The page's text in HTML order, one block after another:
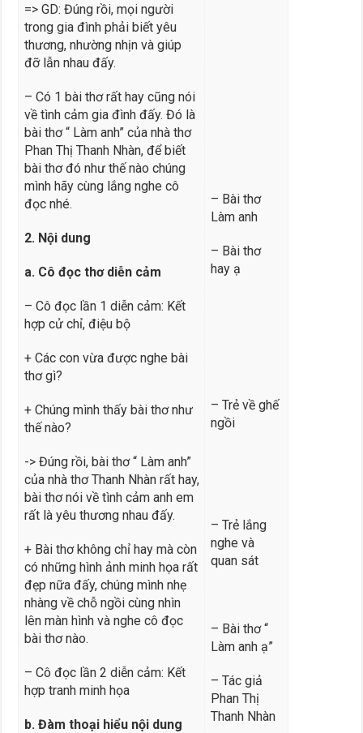
=> GD: Đúng rồi, mọi người
trong gia đình phải biết yêu
thương, nhường nhịn và giúp
đỡ lẫn nhau đấy.
– Có 1 bài thơ rất hay cũng nói
về tình cảm gia đình đấy. Đó là
bài thơ “ Làm anh” của nhà thơ
Phan Thị Thanh Nhàn, để biết
bài thơ đó như thế nào chúng
mình hãy cùng lắng nghe cô
đọc nhé.
2. Nội dung
a. Cô đọc thơ diễn cảm
– Cô đọc lần 1 diễn cảm: Kết
hợp cử chỉ, điệu bộ
+ Các con vừa được nghe bài
thơ gì?
+ Chúng mình thấy bài thơ như
thế nào?
-> Đúng rồi, bài thơ “ Làm anh”
của nhà thơ Thanh Nhàn rất hay,
bài thơ nói về tình cảm anh em
rất là yêu thương nhau đấy.
+ Bài thơ không chỉ hay mà còn
có những hình ảnh minh họa rất
đẹp nữa đấy, chúng mình nhẹ
nhàng về chỗ ngồi cùng nhìn
lên màn hình và nghe cô đọc
bài thơ nào.
– Cô đọc lần 2 diễn cảm: Kết
hợp tranh minh họa
b. Đàm thoại hiểu nội dung
– Bài thơ
Làm anh
– Bài thơ
hay ạ
– Trẻ về ghế
ngồi
– Trẻ lắng
nghe và
quan sát
– Bài thơ “
Làm anh ạ”
– Tác giả
Phan Thị
Thanh Nhàn